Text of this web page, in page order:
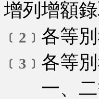
增列增額
﹝2﹞ 各等
﹝3﹞ 各等
一、二